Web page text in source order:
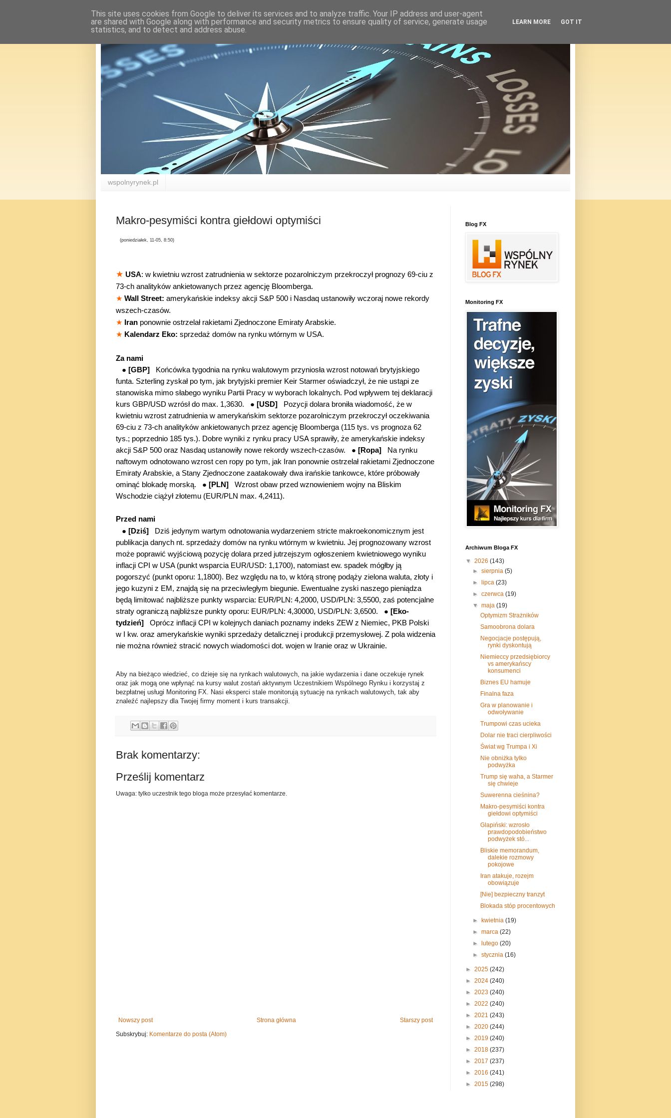
wspolnyrynek.pl
Makro-pesymiści kontra giełdowi optymiści
(poniedziałek, 11-05, 8:50)
★ USA: w kwietniu wzrost zatrudnienia w sektorze pozarolniczym przekroczył prognozy 69-ciu z
73-ch analityków ankietowanych przez agencję Bloomberga.
★ Wall Street: amerykańskie indeksy akcji S&P 500 i Nasdaq ustanowiły wczoraj nowe rekordy
wszech-czasów.
★
Iran ponownie ostrzelał rakietami Zjednoczone Emiraty Arabskie.
★ Kalendarz Eko: sprzedaż domów na rynku wtórnym w USA.
Za nami
● [GBP]
Końcówka tygodnia na rynku walutowym przyniosła wzrost notowań brytyjskiego
funta. Szterling zyskał po tym, jak brytyjski premier Keir Starmer oświadczył, że nie ustąpi ze
stanowiska mimo słabego wyniku Partii Pracy w wyborach lokalnych. Pod wpływem tej deklaracji
kurs GBP/USD wzrósł do max. 1,3630. ● [USD]
Pozycji dolara broniła wiadomość, że w
kwietniu wzrost zatrudnienia w amerykańskim sektorze pozarolniczym przekroczył oczekiwania
69-ciu z 73-ch analityków ankietowanych przez agencję Bloomberga (115 tys. vs prognoza 62
tys.; poprzednio 185 tys.). Dobre wyniki z rynku pracy USA sprawiły, że amerykańskie indeksy
akcji S&P 500 oraz Nasdaq ustanowiły nowe rekordy wszech-czasów. ● [Ropa]
Na rynku
naftowym odnotowano wzrost cen ropy po tym, jak Iran ponownie ostrzelał rakietami Zjednoczone
Emiraty Arabskie, a Stany Zjednoczone zaatakowały dwa irańskie tankowce, które próbowały
ominąć blokadę morską. ● [PLN] Wzrost obaw przed wznowieniem wojny na Bliskim
Wschodzie ciążył złotemu (EUR/PLN max. 4,2411).
Przed nami
● [Dziś]
Dziś jedynym wartym odnotowania wydarzeniem stricte makroekonomicznym jest
publikacja danych nt. sprzedaży domów na rynku wtórnym w kwietniu. Jej prognozowany wzrost
może poprawić wyjściową pozycję dolara przed jutrzejszym ogłoszeniem kwietniowego wyniku
inflacji CPI w USA (punkt wsparcia EUR/USD: 1,1700), natomiast ew. spadek mógłby ją
pogorszyć (punkt oporu: 1,1800). Bez względu na to, w którą stronę podąży zielona waluta, złoty i
jego kuzyni z EM, znajdą się na przeciwległym biegunie. Ewentualne zyski naszego pieniądza
będą limitować najbliższe punkty wsparcia: EUR/PLN: 4,2000, USD/PLN: 3,5500, zaś potencjalne
straty ograniczą najbliższe punkty oporu: EUR/PLN: 4,30000, USD/PLN: 3,6500. ● [Eko-
tydzień]
Oprócz inflacji CPI w kolejnych daniach poznamy indeks ZEW z Niemiec, PKB Polski
w I kw. oraz amerykańskie wyniki sprzedaży detalicznej i produkcji przemysłowej. Z pola widzenia
nie można również stracić nowych wiadomości dot. wojen w Iranie oraz w Ukrainie.
Aby na bieżąco wiedzieć, co dzieje się na rynkach walutowych, na jakie wydarzenia i dane oczekuje rynek
oraz jak mogą one wpłynąć na kursy walut zostań aktywnym Uczestnikiem Wspólnego Rynku i korzystaj z
bezpłatnej usługi Monitoring FX. Nasi eksperci stale monitorują sytuację na rynkach walutowych, tak aby
znaleźć najlepszy dla Twojej firmy moment i kurs transakcji.
Brak komentarzy:
Prześlij komentarz
Uwaga: tylko uczestnik tego bloga może przesyłać komentarze.
Nowszy post Starszy post
Strona główna
Subskrybuj: Komentarze do posta (Atom)
Blog FX
Monitoring FX
Archiwum Bloga FX
▼ 2026 (143)
►sierpnia(5)
►lipca(23)
►czerwca(19)
▼maja(19)
Optymizm Strażników
Samoobrona dolara
Negocjacje postępują,
rynki dyskontują
Niemieccy przedsiębiorcy
vs amerykańscy
konsumenci
Biznes EU hamuje
Finalna faza
Gra w planowanie i
odwoływanie
Trumpowi czas ucieka
Dolar nie traci cierpliwości
Świat wg Trumpa i Xi
Nie obniżka tylko
podwyżka
Trump się waha, a Starmer
się chwieje
Suwerenna cieśnina?
Makro-pesymiści kontra
giełdowi optymiści
Glapiński: wzrosło
prawdopodobieństwo
podwyżek stó...
Bliskie memorandum,
dalekie rozmowy
pokojowe
Iran atakuje, rozejm
obowiązuje
[Nie] bezpieczny tranzyt
Blokada stóp procentowych
►kwietnia(19)
►marca(22)
►lutego(20)
►stycznia(16)
► 2025 (242)
► 2024 (240)
► 2023 (240)
► 2022 (240)
► 2021 (243)
► 2020 (244)
► 2019 (240)
► 2018 (237)
► 2017 (237)
► 2016 (241)
► 2015 (298)
This site uses cookies from Google to deliver its services and to analyze traffic. Your IP address and user-agent
are shared with Google along with performance and security metrics to ensure quality of service, generate usage
statistics, and to detect and address abuse.
LEARN MORE GOT IT